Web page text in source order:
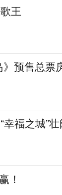
王
预售总票
福之城”
！